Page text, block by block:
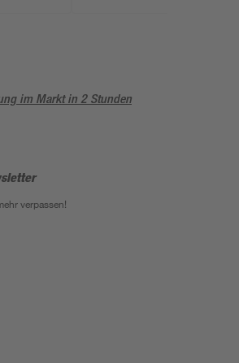
im Markt in 2 Stunden
verpassen!